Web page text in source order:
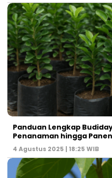
Panduan Lengkap
Penanaman hingga
4 Agustus 2025 | 18:25 WIB